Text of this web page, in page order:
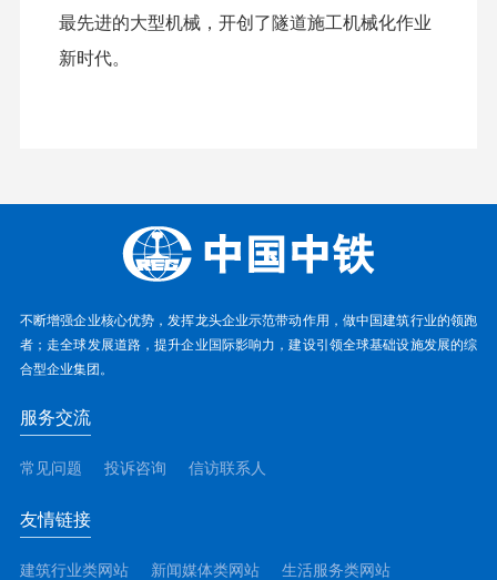
最先进的大型机械，开创了隧道施工机械化作业
新时代。
不断增强企业核心优势，发挥龙头企业示范带动作用，做中国建筑行业的领跑
者；走全球发展道路，提升企业国际影响力，建设引领全球基础设施发展的综
合型企业集团。
服务交流
常见问题 投诉咨询 信访联系人
友情链接
建筑行业类网站 新闻媒体类网站 生活服务类网站